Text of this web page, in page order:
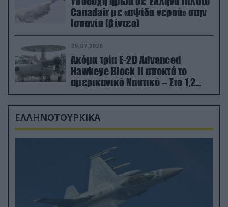
Canadair με «αψίδα νερού» στην
Ισπανία (βίντεο)
29.07.2026
Ακόμα τρία E-2D Advanced
Hawkeye Block II αποκτά το
αμερικανικό Ναυτικό – Στο 1,2
δισ.δολάρια το κόστος
ΕΛΛΗΝΟΤΟΥΡΚΙΚΑ